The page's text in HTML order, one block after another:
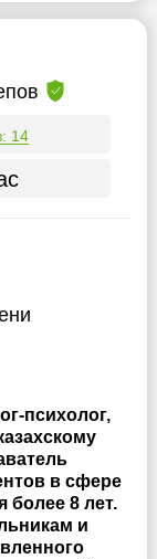
14
психолог,
в сфере
более 8 лет.
и